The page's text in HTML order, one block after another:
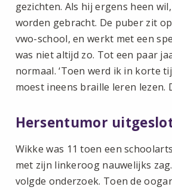
gezichten. Als hij ergens heen
worden gebracht. De puber zit
vwo-school, en werkt met een
was niet altijd zo. Tot een paar
normaal. ‘Toen werd ik in korte
moest ineens braille leren lezen.
Hersentumor
Wikke was 11 toen een
met zijn linkeroog nauwelijks
volgde onderzoek. Toen de